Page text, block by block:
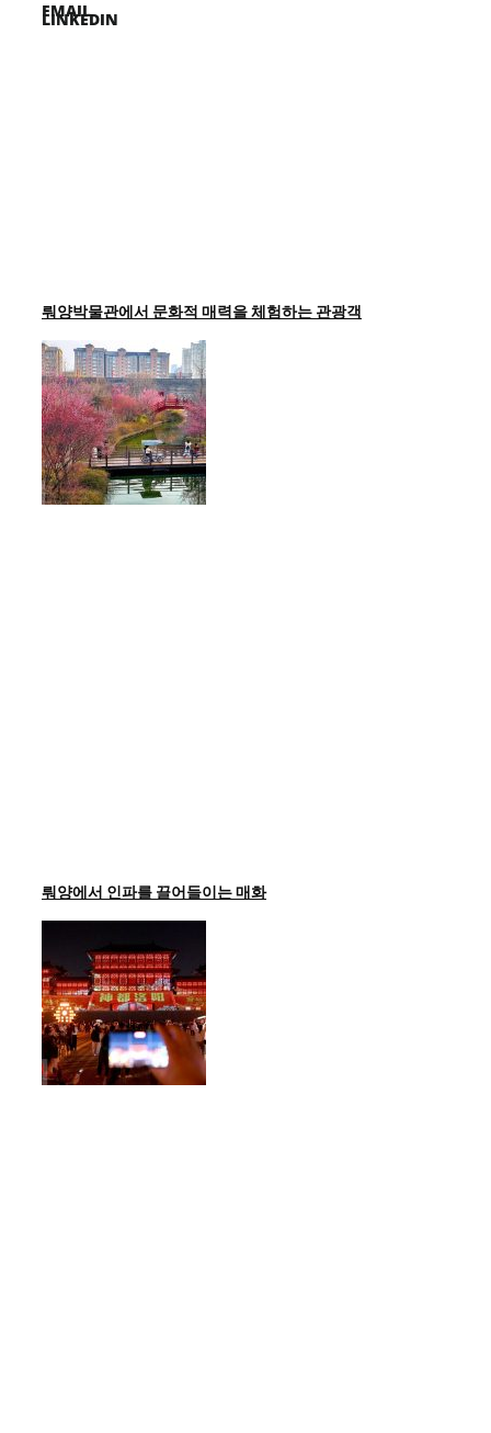
LINKEDIN
EMAIL
뤄양박물관에서 문화적 매력을 체험하는 관광객
뤄양에서 인파를 끌어들이는 매화